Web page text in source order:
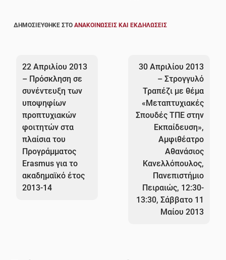
ΔΗΜΟΣΙΕΎΘΗΚΕ ΣΤΟΑΝΑΚΟΙΝΏΣΕΙΣ ΚΑΙ ΕΚΔΗΛΏΣΕΙΣ
άρθρων
22 Απριλίου 2013
– Πρόσκληση σε
συνέντευξη των
υποψηφίων
προπτυχιακών
φοιτητών στα
πλαίσια του
Προγράμματος
Erasmus για το
ακαδημαϊκό έτος
2013-14
30 Απριλίου 2013
– Στρογγυλό
Τραπέζι με θέμα
«Μεταπτυχιακές
Σπουδές ΤΠΕ στην
Εκπαίδευση»,
Αμφιθέατρο
Αθανάσιος
Κανελλόπουλος,
Πανεπιστήμιο
Πειραιώς, 12:30-
13:30, Σάββατο 11
Μαίου 2013